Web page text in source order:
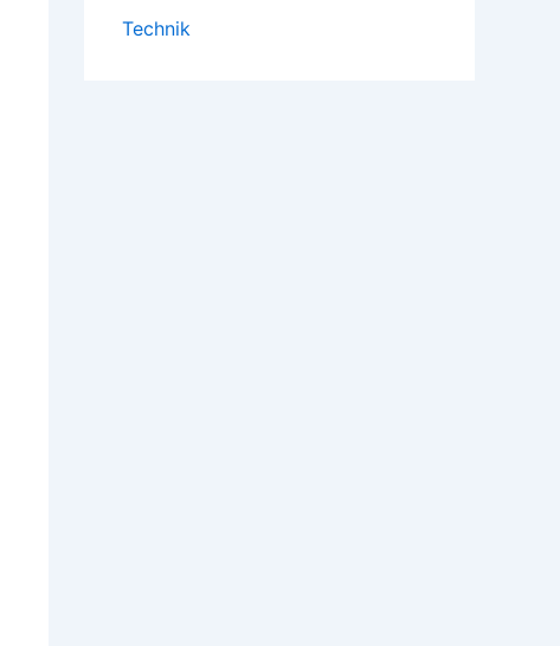
Technik